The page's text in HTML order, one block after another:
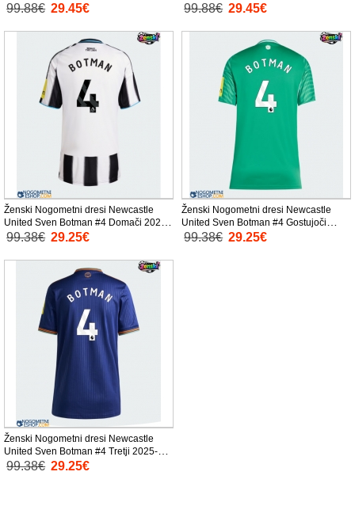
2025-26 Kratek Rokav
99.88€ 29.45€
Kratek Rokav
99.88€ 29.45€
Ženski Nogometni dresi Newcastle
United Sven Botman #4 Domači 2025-
26 Kratek Rokav
99.38€ 29.25€
Ženski Nogometni dresi Newcastle
United Sven Botman #4 Gostujoči
2025-26 Kratek Rokav
99.38€ 29.25€
Ženski Nogometni dresi Newcastle
United Sven Botman #4 Tretji 2025-26
Kratek Rokav
99.38€ 29.25€